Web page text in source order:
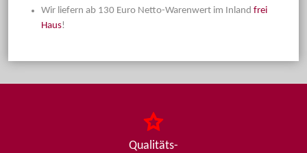
Wir liefern ab 130 Euro Netto-Warenwert im Inland frei
Haus!
Qualitäts-